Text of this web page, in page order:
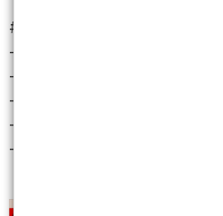
#### 盤勢數據
- **日盤震幅**：735 點
- **夜盤震幅**：1007 點
- **台指期日盤收盤價**：
- **台指期夜盤收盤價**：
- **加權指數收盤價**：